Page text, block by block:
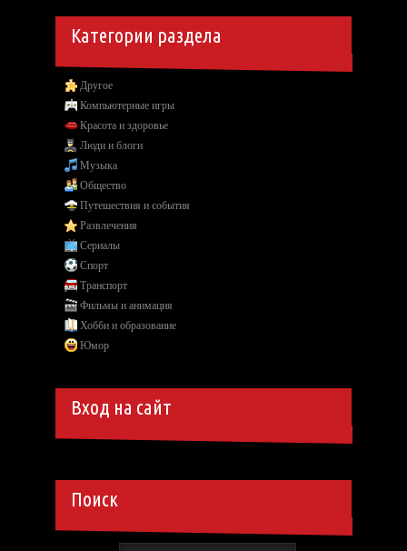
Категории раздела
Другое
Компьютерные игры
Красота и здоровье
Люди и блоги
Музыка
Общество
Путешествия и события
Развлечения
Сериалы
Спорт
Транспорт
Фильмы и анимация
Хобби и образование
Юмор
Вход на сайт
Поиск